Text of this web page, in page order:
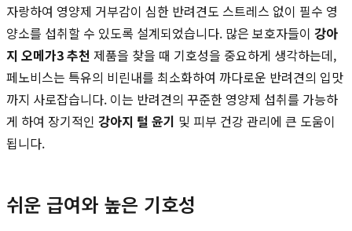
자랑하여 영양제 거부감이 심한 반려견도 스트레스 없이 필수 영
양소를 섭취할 수 있도록 설계되었습니다. 많은 보호자들이 강아
지 오메가3 추천 제품을 찾을 때 기호성을 중요하게 생각하는데,
페노비스는 특유의 비린내를 최소화하여 까다로운 반려견의 입맛
까지 사로잡습니다. 이는 반려견의 꾸준한 영양제 섭취를 가능하
게 하여 장기적인 강아지 털 윤기 및 피부 건강 관리에 큰 도움이
됩니다.
쉬운 급여와 높은 기호성